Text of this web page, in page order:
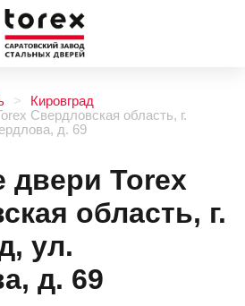
Кировград
Свердловская область, г.
д. 69
двери Torex
область, г.
ул.
д. 69